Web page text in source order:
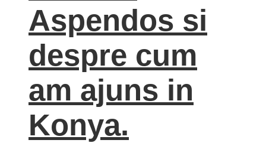
Aspendos si
despre cum
am ajuns in
Konya.